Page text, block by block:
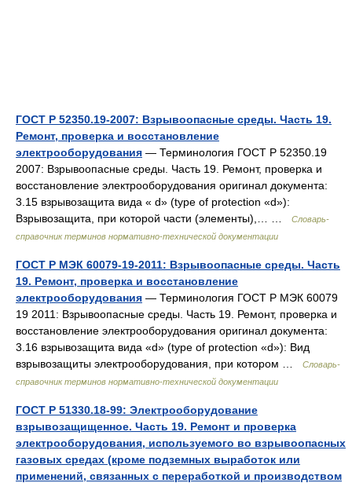
ГОСТ Р 52350.19-2007: Взрывоопасные среды. Часть 19.
Ремонт, проверка и восстановление
электрооборудования — Терминология ГОСТ Р 52350.19
2007: Взрывоопасные среды. Часть 19. Ремонт, проверка и
восстановление электрооборудования оригинал документа:
3.15 взрывозащита вида « d» (type of protection «d»):
Взрывозащита, при которой части (элементы),… …
Словарь-
справочник терминов нормативно-технической документации
ГОСТ Р МЭК 60079-19-2011: Взрывоопасные среды. Часть
19. Ремонт, проверка и восстановление
электрооборудования — Терминология ГОСТ Р МЭК 60079
19 2011: Взрывоопасные среды. Часть 19. Ремонт, проверка и
восстановление электрооборудования оригинал документа:
3.16 взрывозащита вида «d» (type of protection «d»): Вид
взрывозащиты электрооборудования, при котором …
Словарь-
справочник терминов нормативно-технической документации
ГОСТ Р 51330.18-99: Электрооборудование
взрывозащищенное. Часть 19. Ремонт и проверка
электрооборудования, используемого во взрывоопасных
газовых средах (кроме подземных выработок или
применений, связанных с переработкой и производством